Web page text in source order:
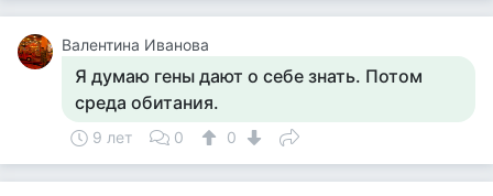
Валентина Иванова
Я думаю гены дают о себе знать. Потом
среда обитания.
9 лет 0 0